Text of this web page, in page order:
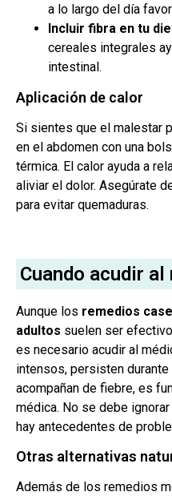
a lo largo del día
Incluir fibra en tu
cereales integrales
intestinal.
Aplicación de calor
Si sientes que el malestar
en el abdomen con una
térmica. El calor ayuda a
aliviar el dolor. Asegúrate
para evitar quemaduras.
Cuando acudir al
Aunque los remedios
adultos suelen ser
es necesario acudir al
intensos, persisten
acompañan de fiebre, es
médica. No se debe
hay antecedentes de
Otras alternativas
Además de los remedios